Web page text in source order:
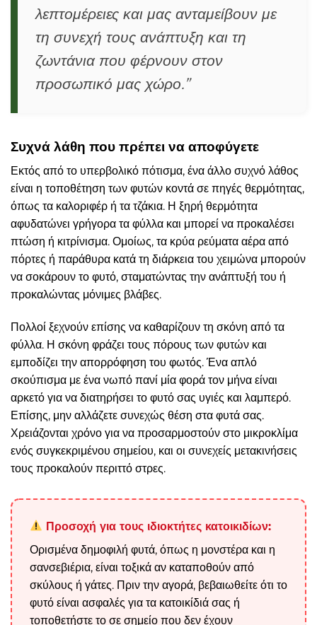
λεπτομέρειες και μας ανταμείβουν με
τη συνεχή τους ανάπτυξη και τη
ζωντάνια που φέρνουν στον
προσωπικό μας χώρο.”
Συχνά λάθη που πρέπει να αποφύγετε
Εκτός από το υπερβολικό πότισμα, ένα άλλο συχνό λάθος
είναι η τοποθέτηση των φυτών κοντά σε πηγές θερμότητας,
όπως τα καλοριφέρ ή τα τζάκια. Η ξηρή θερμότητα
αφυδατώνει γρήγορα τα φύλλα και μπορεί να προκαλέσει
πτώση ή κιτρίνισμα. Ομοίως, τα κρύα ρεύματα αέρα από
πόρτες ή παράθυρα κατά τη διάρκεια του χειμώνα μπορούν
να σοκάρουν το φυτό, σταματώντας την ανάπτυξή του ή
προκαλώντας μόνιμες βλάβες.
Πολλοί ξεχνούν επίσης να καθαρίζουν τη σκόνη από τα
φύλλα. Η σκόνη φράζει τους πόρους των φυτών και
εμποδίζει την απορρόφηση του φωτός. Ένα απλό
σκούπισμα με ένα νωπό πανί μία φορά τον μήνα είναι
αρκετό για να διατηρήσει το φυτό σας υγιές και λαμπερό.
Επίσης, μην αλλάζετε συνεχώς θέση στα φυτά σας.
Χρειάζονται χρόνο για να προσαρμοστούν στο μικροκλίμα
ενός συγκεκριμένου σημείου, και οι συνεχείς μετακινήσεις
τους προκαλούν περιττό στρες.
Προσοχή για τους ιδιοκτήτες κατοικιδίων:
Ορισμένα δημοφιλή φυτά, όπως η μονστέρα και η
σανσεβιέρια, είναι τοξικά αν καταποθούν από
σκύλους ή γάτες. Πριν την αγορά, βεβαιωθείτε ότι το
φυτό είναι ασφαλές για τα κατοικίδιά σας ή
τοποθετήστε το σε σημείο που δεν έχουν